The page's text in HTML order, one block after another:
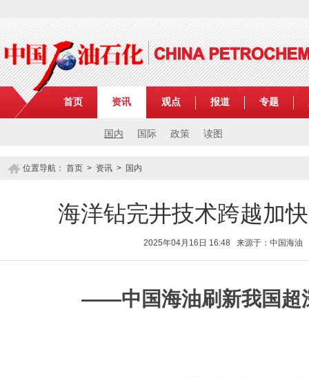
首页 资讯
国内 国际 政策 读图
观点 报道 专题
位置导航： 首页 > 资讯 > 国内
海洋钻完井技术跨越加
2025年04月16日 16:48 来源于：中国海油
——中国海油刷新我国超